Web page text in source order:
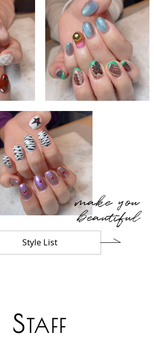
make you
beautiful
Style List
STAFF